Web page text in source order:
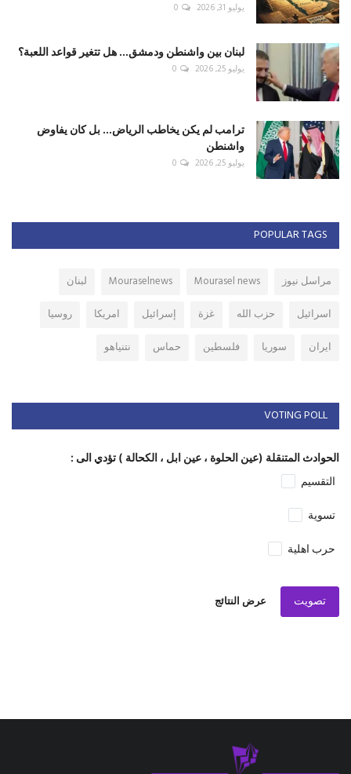
يوليو 31, 2026 0
لبنان بين واشنطن ودمشق... هل تتغير قواعد اللعبة؟
يوليو 25, 2026 0
ترامب لم يكن يخاطب الرياض... بل كان يفاوض
واشنطن
يوليو 25, 2026 0
POPULAR TAGS
مراسل نيوز Mourasel news
Mouraselnews
لبنان
اسرائيل
حزب الله غزة إسرائيل امريكا
روسيا
ايران
سوريا فلسطين حماس نتنياهو
VOTING POLL
الحوادث المتنقلة (عين الحلوة ، عين ابل ، الكحالة ) تؤدي الى :
التقسيم
تسوية
حرب اهلية
تصويت عرض النتائج